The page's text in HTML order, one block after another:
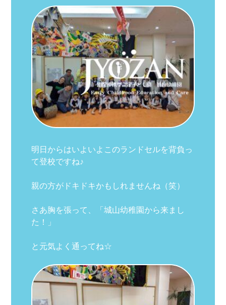
明日からはいよいよこのランドセルを背負っ
て登校ですね♪
親の方がドキドキかもしれませんね（笑）
さあ胸を張って、「城山幼稚園から来まし
た！」
と元気よく通ってね☆